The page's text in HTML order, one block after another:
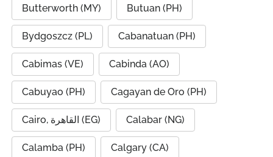
Butterworth (MY) Butuan (PH)
Bydgoszcz (PL) Cabanatuan (PH)
Cabimas (VE) Cabinda (AO)
Cabuyao (PH) Cagayan de Oro (PH)
Cairo, القاهرة (EG) Calabar (NG)
Calamba (PH) Calgary (CA)